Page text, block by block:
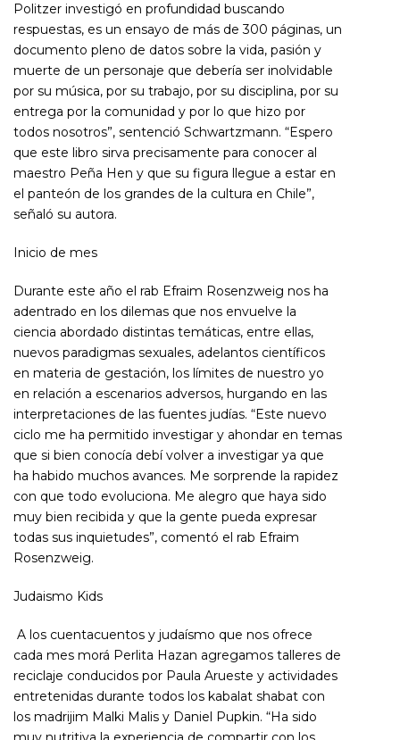
Politzer investigó en profundidad buscando
respuestas, es un ensayo de más de 300 páginas, un
documento pleno de datos sobre la vida, pasión y
muerte de un personaje que debería ser inolvidable
por su música, por su trabajo, por su disciplina, por su
entrega por la comunidad y por lo que hizo por
todos nosotros”, sentenció Schwartzmann. “Espero
que este libro sirva precisamente para conocer al
maestro Peña Hen y que su figura llegue a estar en
el panteón de los grandes de la cultura en Chile”,
señaló su autora.
Inicio de mes
Durante este año el rab Efraim Rosenzweig nos ha
adentrado en los dilemas que nos envuelve la
ciencia abordado distintas temáticas, entre ellas,
nuevos paradigmas sexuales, adelantos científicos
en materia de gestación, los límites de nuestro yo
en relación a escenarios adversos, hurgando en las
interpretaciones de las fuentes judías. “Este nuevo
ciclo me ha permitido investigar y ahondar en temas
que si bien conocía debí volver a investigar ya que
ha habido muchos avances. Me sorprende la rapidez
con que todo evoluciona. Me alegro que haya sido
muy bien recibida y que la gente pueda expresar
todas sus inquietudes”, comentó el rab Efraim
Rosenzweig.
Judaismo Kids
A los cuentacuentos y judaísmo que nos ofrece
cada mes morá Perlita Hazan agregamos talleres de
reciclaje conducidos por Paula Arueste y actividades
entretenidas durante todos los kabalat shabat con
los madrijim Malki Malis y Daniel Pupkin. “Ha sido